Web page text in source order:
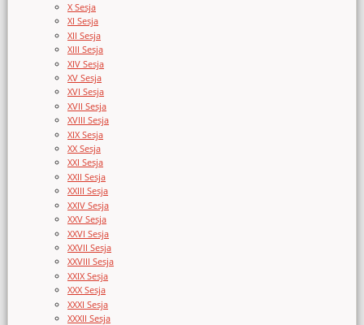
X Sesja
XI Sesja
XII Sesja
XIII Sesja
XIV Sesja
XV Sesja
XVI Sesja
XVII Sesja
XVIII Sesja
XIX Sesja
XX Sesja
XXI Sesja
XXII Sesja
XXIII Sesja
XXIV Sesja
XXV Sesja
XXVI Sesja
XXVII Sesja
XXVIII Sesja
XXIX Sesja
XXX Sesja
XXXI Sesja
XXXII Sesja